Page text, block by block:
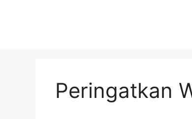
Peringatkan